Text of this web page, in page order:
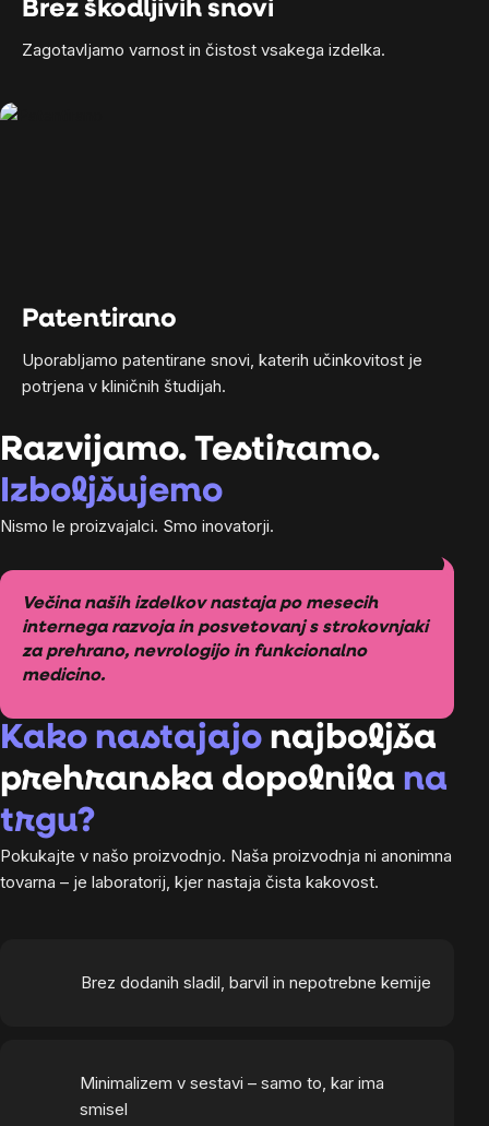
Brez škodljivih snovi
Zagotavljamo varnost in čistost vsakega izdelka.
Patentirano
Uporabljamo patentirane snovi, katerih učinkovitost je
potrjena v kliničnih študijah.
Razvijamo. Testiramo.
Izboljšujemo
Nismo le proizvajalci. Smo inovatorji.
Večina naših izdelkov nastaja po mesecih
internega razvoja in posvetovanj s strokovnjaki
za prehrano, nevrologijo in funkcionalno
medicino.
Kako nastajajo najboljša
prehranska dopolnila na
trgu?
Pokukajte v našo proizvodnjo. Naša proizvodnja ni anonimna
tovarna – je laboratorij, kjer nastaja čista kakovost.
Brez dodanih sladil, barvil in nepotrebne kemije
Minimalizem v sestavi – samo to, kar ima
smisel